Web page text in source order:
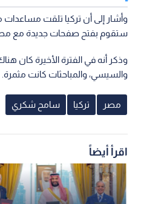
وأشار إلى أن تركيا تلقت مساعدات
ستقوم بفتح صفحات جديدة مع
وذكر أنه في الفترة الأخيرة كان
والسيسي، والمباحثات كانت مثمرة.
مصر تركيا سامح شكري
اقرأ أيضاً